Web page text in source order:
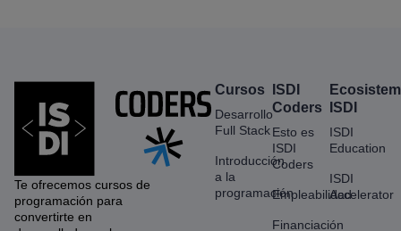
Te ofrecemos cursos de
programación para
convertirte en
Cursos
Desarrollo
Full Stack
Introducción
a la
programación
ISDI
Coders
Esto es
ISDI
Coders
Empleabilidad
Financiación
ISDI
ISDI
Education
ISDI
Accelerator